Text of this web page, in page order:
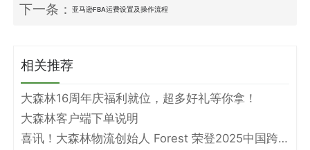
下一条：亚马逊FBA运费设置及操作流程
相关推荐
大森林16周年庆福利就位，超多好礼等你拿！
大森林客户端下单说明
喜讯！大森林物流创始人 Forest 荣登2025中国跨境电商物流名人堂！